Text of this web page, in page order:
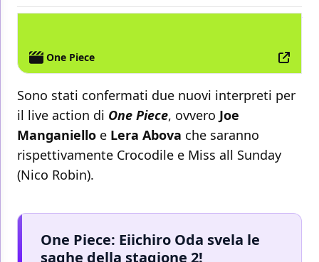
One Piece
Sono stati confermati due nuovi interpreti per
il live action di One Piece, ovvero Joe
Manganiello e Lera Abova che saranno
rispettivamente Crocodile e Miss all Sunday
(Nico Robin).
One Piece: Eiichiro Oda svela le
saghe della stagione 2!